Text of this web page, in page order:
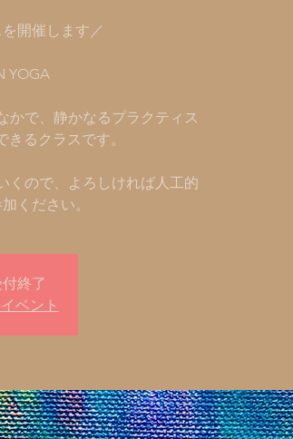
開催します／
YOGA
かで、静かなるプラクティス
るクラスです。
くので、よろしければ人工的
終了
ベント